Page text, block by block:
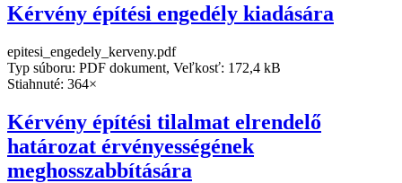
Kérvény építési engedély kiadására
epitesi_engedely_kerveny.pdf
Typ súboru: PDF dokument, Veľkosť: 172,4 kB
Stiahnuté: 364×
Kérvény építési tilalmat elrendelő
határozat érvényességének
meghosszabbítására